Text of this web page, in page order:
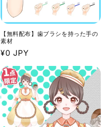
【無料配布】歯ブラシを持った手の
素材
通
常
価
格
¥0 JPY